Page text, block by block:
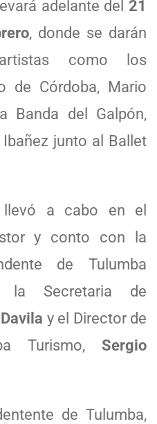
adelante del 21
, donde se darán
como los
de Córdoba, Mario
Banda del Galpón,
junto al Ballet
llevó a cabo en el
y conto con la
de Tulumba
la Secretaria de
y el Director de
Turismo, Sergio
de Tulumba,